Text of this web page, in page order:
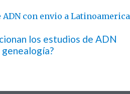
los estudios de ADN
genealogía?